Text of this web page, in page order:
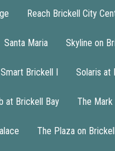
Reach Brickell City
Santa Maria Skyline on
Smart Brickell I Solaris at
at Brickell Bay The
The Plaza on